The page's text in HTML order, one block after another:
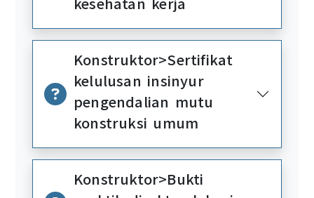
Konstruktor>Sertifikat
kelulusan insinyur
pengendalian mutu
konstruksi umum
Konstruktor>Bukti